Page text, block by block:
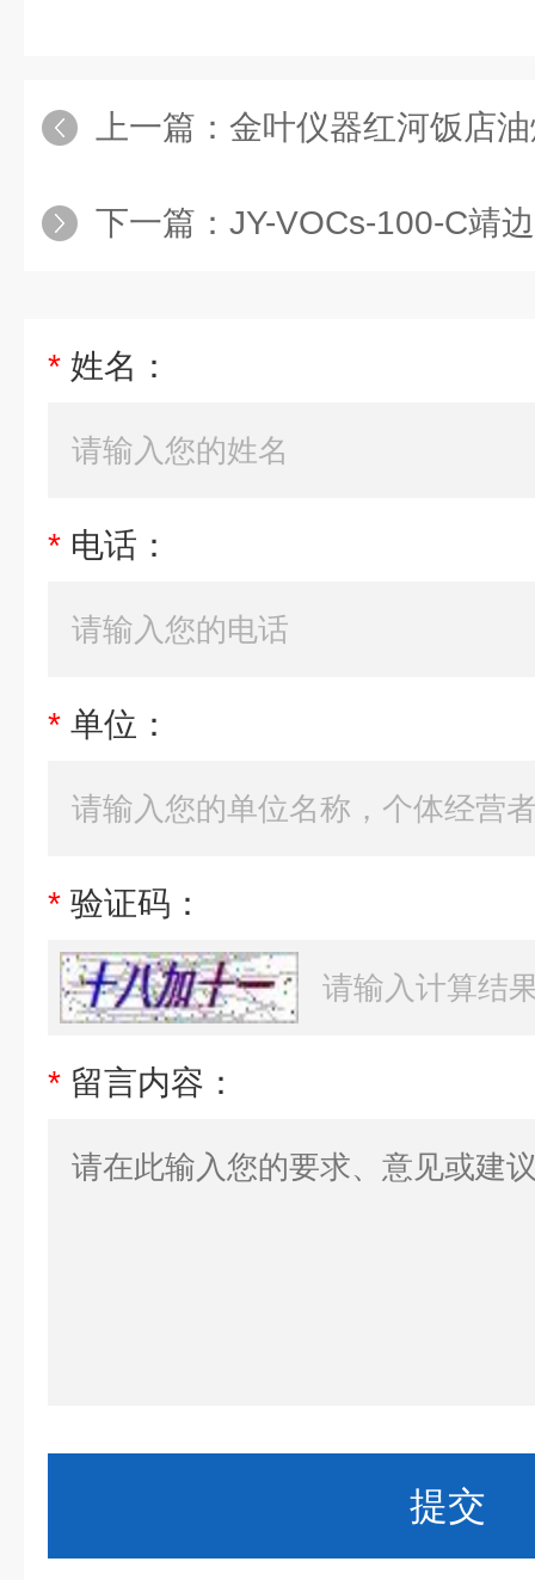
上一篇： 金叶仪器红河饭店油烟
下一篇： JY-VOCs-100-C靖边
* 姓名：
* 电话：
* 单位：
* 验证码：
* 留言内容：